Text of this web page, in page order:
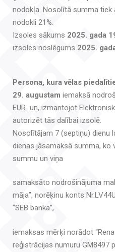
nodokļa. Nosolītā summa tiek
nodokli 21%.
Izsoles sākums 2025. gada
izsoles noslēgums 2025.
Persona, kura vēlas
29. augustam iemaksā
EUR un, izmantojot
autorizēt tās dalībai izsolē.
Nosolītājam 7 (septiņu) dienu
dienas jāsamaksā summa,
summu un viņa
samaksāto nodrošinājuma
māja”, norēķinu konts
“SEB banka”,
iemaksas mērķi norādot
reģistrācijas numuru GM8497